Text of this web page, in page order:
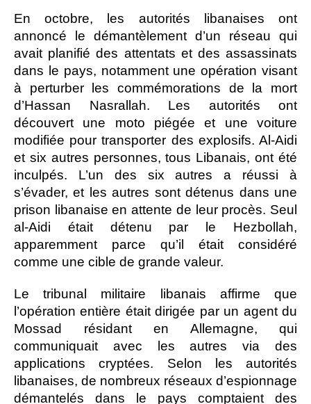
En octobre, les autorités libanaises ont
annoncé le démantèlement d’un réseau qui
avait planifié des attentats et des assassinats
dans le pays, notamment une opération visant
à perturber les commémorations de la mort
d’Hassan Nasrallah. Les autorités ont
découvert une moto piégée et une voiture
modifiée pour transporter des explosifs. Al-Aidi
et six autres personnes, tous Libanais, ont été
inculpés. L’un des six autres a réussi à
s’évader, et les autres sont détenus dans une
prison libanaise en attente de leur procès. Seul
al-Aidi était détenu par le Hezbollah,
apparemment parce qu’il était considéré
comme une cible de grande valeur.
Le tribunal militaire libanais affirme que
l’opération entière était dirigée par un agent du
Mossad résidant en Allemagne, qui
communiquait avec les autres via des
applications cryptées. Selon les autorités
libanaises, de nombreux réseaux d’espionnage
démantelés dans le pays comptaient des